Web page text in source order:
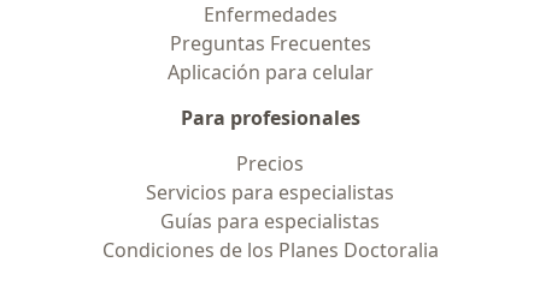
Enfermedades
Preguntas Frecuentes
Aplicación para celular
Para profesionales
Precios
Servicios para especialistas
Guías para especialistas
Condiciones de los Planes Doctoralia